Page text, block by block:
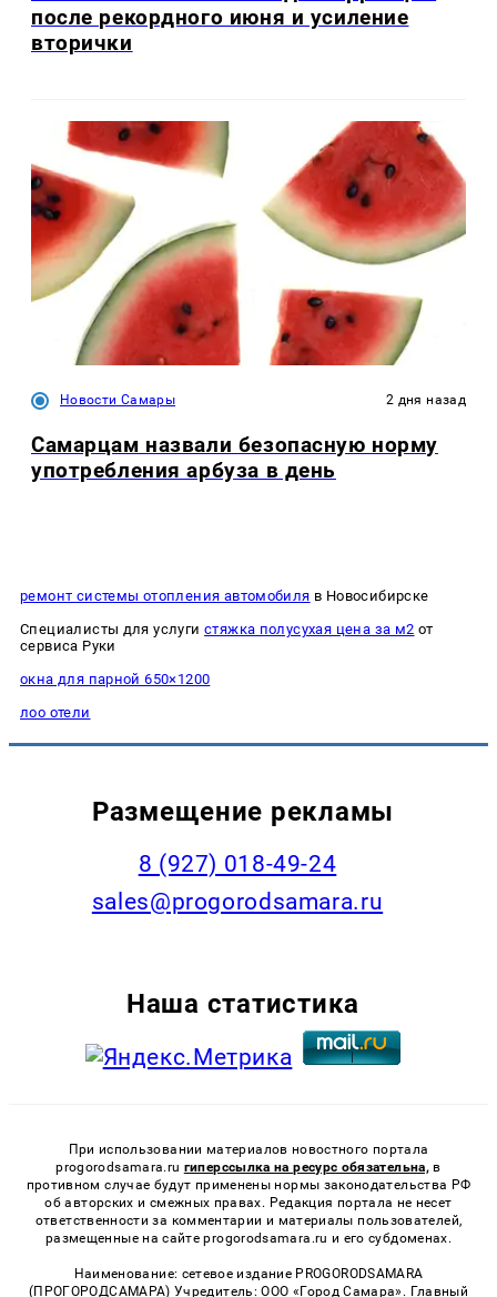
после рекордного июня и усиление
вторички
Новости Самары 2 дня назад
Самарцам назвали безопасную норму
употребления арбуза в день
ремонт системы отопления автомобиля в Новосибирске
Специалисты для услуги стяжка полусухая цена за м2 от
сервиса Руки
окна для парной 650×1200
лоо отели
Размещение рекламы
8 (927) 018-49-24
sales@progorodsamara.ru
Наша статистика
При использовании материалов новостного портала
progorodsamara.ru гиперссылка на ресурс обязательна, в
противном случае будут применены нормы законодательства РФ
об авторских и смежных правах. Редакция портала не несет
ответственности за комментарии и материалы пользователей,
размещенные на сайте progorodsamara.ru и его субдоменах.
Наименование: сетевое издание PROGORODSAMARA
(ПРОГОРОДСАМАРА) Учредитель: ООО «Город Самара». Главный